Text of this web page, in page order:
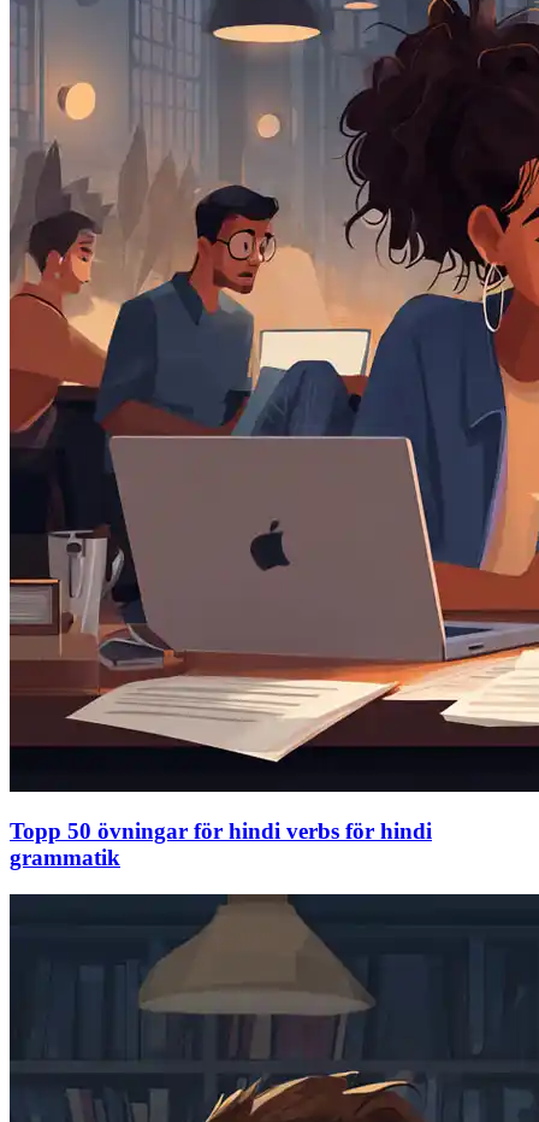
Topp 50 övningar för hindi verbs för hindi
grammatik